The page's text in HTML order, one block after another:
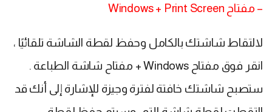
– مفتاح Windows + Print Screen
لالتقاط شاشتك بالكامل وحفظ لقطة الشاشة تلقائيًا ،
انقر فوق مفتاح Windows + مفتاح شاشة الطباعة .
ستصبح شاشتك خافتة لفترة وجيزة للإشارة إلى أنك قد